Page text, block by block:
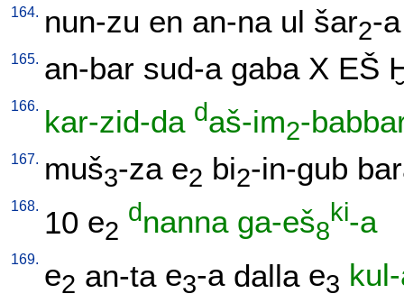
164. nun-zu en an-na ul šar2-a
165. an-bar sud-a gaba X EŠ
166. kar-zid-da daš-im2-
167. muš3-za e2 bi2-in-gub
168. 10 e2
dnanna ga-eš8
ki-a
169. e2 an-ta e3-a dalla e3